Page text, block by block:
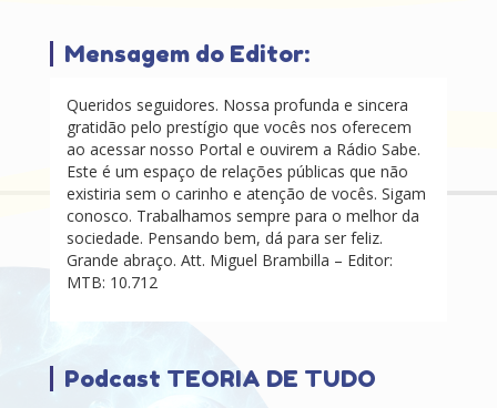
Mensagem do Editor:
Queridos seguidores. Nossa profunda e sincera
gratidão pelo prestígio que vocês nos oferecem
ao acessar nosso Portal e ouvirem a Rádio Sabe.
Este é um espaço de relações públicas que não
existiria sem o carinho e atenção de vocês. Sigam
conosco. Trabalhamos sempre para o melhor da
sociedade. Pensando bem, dá para ser feliz.
Grande abraço. Att. Miguel Brambilla – Editor:
MTB: 10.712
Podcast TEORIA DE TUDO